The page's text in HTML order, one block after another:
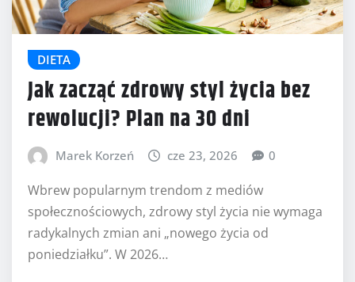
DIETA
Jak zacząć zdrowy styl życia bez
rewolucji? Plan na 30 dni
Marek Korzeń cze 23, 2026 0
Wbrew popularnym trendom z mediów
społecznościowych, zdrowy styl życia nie wymaga
radykalnych zmian ani „nowego życia od
poniedziałku”. W 2026…